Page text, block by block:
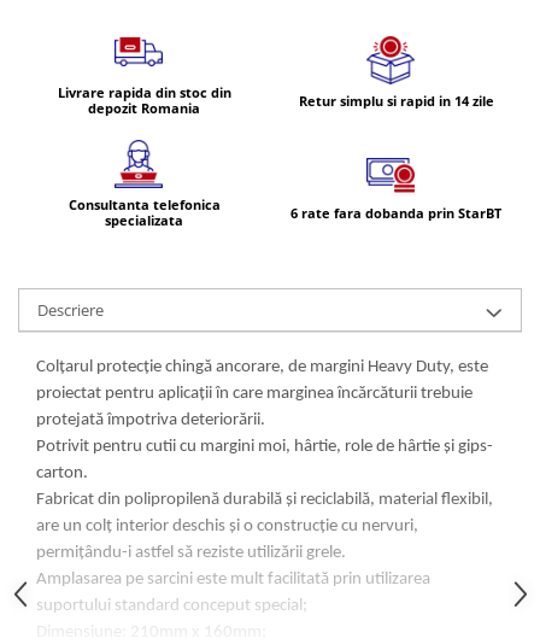
Becuri Halogen Auto
Becuri Led Auto
Becuri Xenon Auto
Seturi de Becuri Auto
Lampi de ceata
Lampi Gabarit LED
Lampi gabarit auto si remorci
Lampi gabarit cu brat auto si
remorci
Lampi interior, Plafoniere
Lampi LED auto dedicate
Lampi numar Inmatriculare
Lampi Stop, Semnalizare & Triple
Lampi Fata cu Bec & Semnalizare
Livrare rapida din stoc din
depozit Romania
Retur simplu si rapid in 14 zile
Consultanta telefonica
specializata
6 rate fara dobanda prin StarBT
Descriere
Colțarul protecție chingă ancorare, de margini Heavy Duty, este
proiectat pentru aplicații în care marginea încărcăturii trebuie
protejată împotriva deteriorării.
Potrivit pentru cutii cu margini moi, hârtie, role de hârtie și gips-
carton.
Fabricat din polipropilenă durabilă și reciclabilă, material flexibil,
are un colț interior deschis și o construcție cu nervuri,
permițându-i astfel să reziste utilizării grele.
Amplasarea pe sarcini este mult facilitată prin utilizarea
suportului standard conceput special;
Dimensiune: 210mm x 160mm;